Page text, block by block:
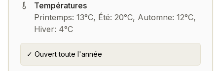
Températures
Printemps: 13°C, Été: 20°C, Automne: 12°C,
Hiver: 4°C
✓ Ouvert toute l'année